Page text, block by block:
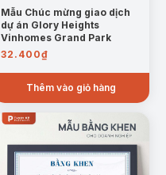
Mẫu Chúc mừng giao dịch
dự án Glory Heights
Vinhomes Grand Park
32.400₫
Thêm vào giỏ hàng